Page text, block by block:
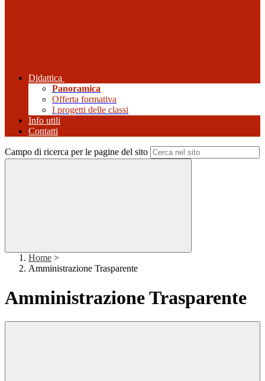
Didattica
Panoramica
Offerta formativa
I progetti delle classi
Info utili
Contatti
Campo di ricerca per le pagine del sito
Home >
Amministrazione Trasparente
Amministrazione Trasparente